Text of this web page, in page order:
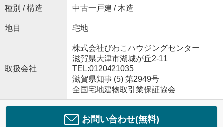
種別 / 構造 中古一戸建 / 木造
地目 宅地
取扱会社
株式会社びわこハウジングセンター
滋賀県大津市湖城が丘2-11
TEL:0120421035
滋賀県知事 (5) 第2949号
全国宅地建物取引業保証協会
お問い合わせ(無料)